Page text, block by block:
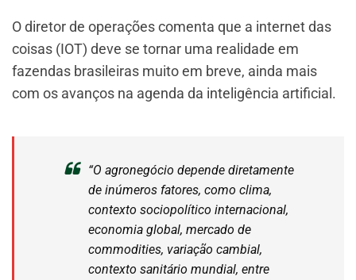
O diretor de operações comenta que a internet das
coisas (IOT) deve se tornar uma realidade em
fazendas brasileiras muito em breve, ainda mais
com os avanços na agenda da inteligência artificial.
“O agronegócio depende diretamente
de inúmeros fatores, como clima,
contexto sociopolítico internacional,
economia global, mercado de
commodities, variação cambial,
contexto sanitário mundial, entre